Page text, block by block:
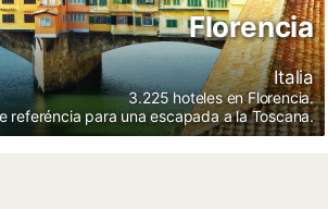
Florencia
Italia
3.225 hoteles en Florencia.
referéncia para una escapada a la Toscana.